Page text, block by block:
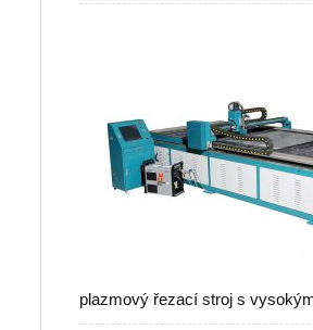
plazmový řezací stroj s